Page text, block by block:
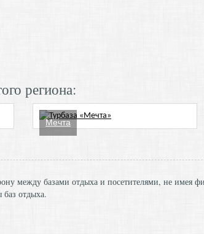
региона:
Мечта
между базами отдыха и посетителями, не имея
баз отдыха.